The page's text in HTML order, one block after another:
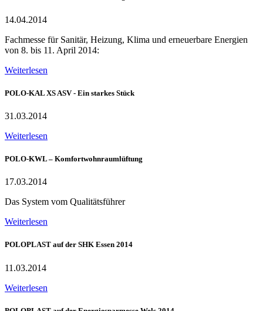
14.04.2014
Fachmesse für Sanitär, Heizung, Klima und erneuerbare Energien
von 8. bis 11. April 2014:
Weiterlesen
POLO-KAL XS ASV - Ein starkes Stück
31.03.2014
Weiterlesen
POLO-KWL – Komfortwohnraumlüftung
17.03.2014
Das System vom Qualitätsführer
Weiterlesen
POLOPLAST auf der SHK Essen 2014
11.03.2014
Weiterlesen